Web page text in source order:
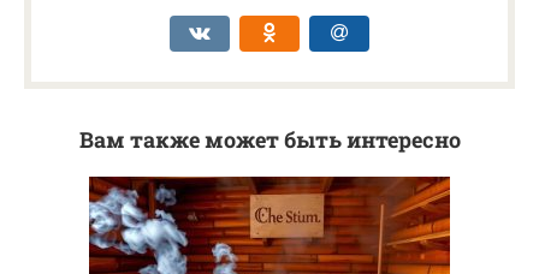
Вам также может быть интересно